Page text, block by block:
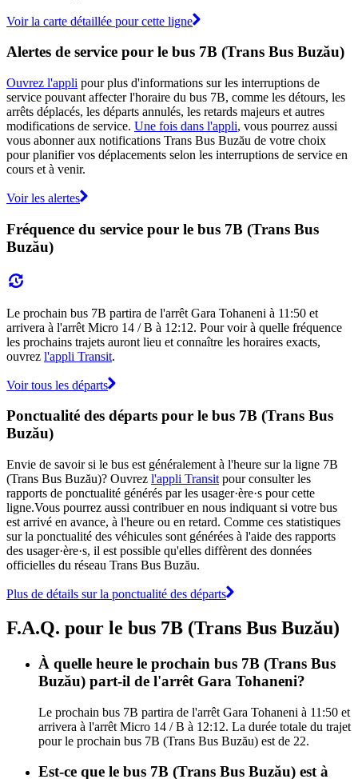
Voir la carte détaillée pour cette ligne
Alertes de service pour le bus 7B (Trans Bus Buzău)
Ouvrez l'appli pour plus d'informations sur les interruptions de
service pouvant affecter l'horaire du bus 7B, comme les détours, les
arrêts déplacés, les départs annulés, les retards majeurs et autres
modifications de service. Une fois dans l'appli, vous pourrez aussi
vous abonner aux notifications Trans Bus Buzău de votre choix
pour planifier vos déplacements selon les interruptions de service en
cours et à venir.
Voir les alertes
Fréquence du service pour le bus 7B (Trans Bus
Buzău)
Le prochain bus 7B partira de l'arrêt Gara Tohaneni à 11:50 et
arrivera à l'arrêt Micro 14 / B à 12:12. Pour voir à quelle fréquence
les prochains trajets auront lieu et connaître les horaires exacts,
ouvrez l'appli Transit.
Voir tous les départs
Ponctualité des départs pour le bus 7B (Trans Bus
Buzău)
Envie de savoir si le bus est généralement à l'heure sur la ligne 7B
(Trans Bus Buzău)? Ouvrez l'appli Transit pour consulter les
rapports de ponctualité générés par les usager·ère·s pour cette
ligne.Vous pourrez aussi contribuer en nous indiquant si votre bus
est arrivé en avance, à l'heure ou en retard. Comme ces statistiques
sur la ponctualité des véhicules sont générées à l'aide des rapports
des usager·ère·s, il est possible qu'elles diffèrent des données
officielles du réseau Trans Bus Buzău.
Plus de détails sur la ponctualité des départs
F.A.Q. pour le bus 7B (Trans Bus Buzău)
À quelle heure le prochain bus 7B (Trans Bus
Buzău) part-il de l'arrêt Gara Tohaneni?
Le prochain bus 7B partira de l'arrêt Gara Tohaneni à 11:50 et
arrivera à l'arrêt Micro 14 / B à 12:12. La durée totale du trajet
pour le prochain bus 7B (Trans Bus Buzău) est de 22.
Est-ce que le bus 7B (Trans Bus Buzău) est à